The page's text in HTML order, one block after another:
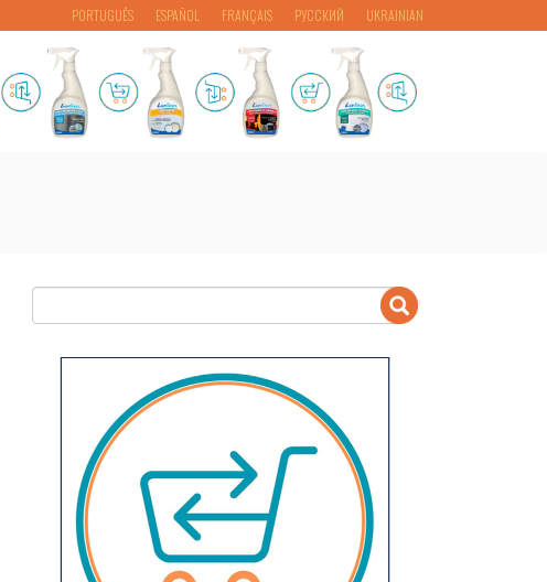
PORTUGUÊS ESPAÑOL FRANÇAIS РУССКИЙ UKRAINIAN